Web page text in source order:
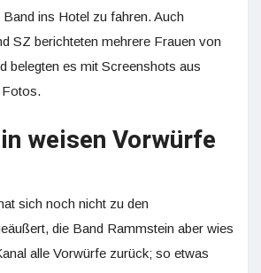
ins Hotel zu fahren. Auch
SZ berichteten mehrere Frauen von
belegten es mit Screenshots aus
Fotos.
weisen Vorwürfe
sich noch nicht zu den
die Band Rammstein aber wies
alle Vorwürfe zurück; so etwas